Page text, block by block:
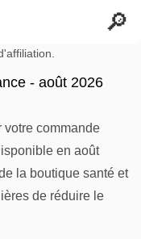
- août 2026
votre commande
en août
la boutique santé et
de réduire le